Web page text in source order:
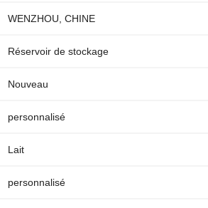
WENZHOU, CHINE
Réservoir de stockage
Nouveau
personnalisé
Lait
personnalisé